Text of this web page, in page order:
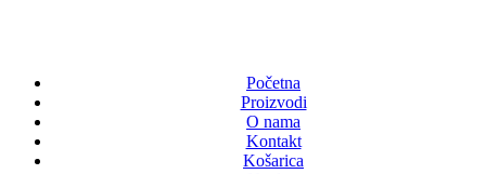
Početna
Proizvodi
O nama
Kontakt
Košarica